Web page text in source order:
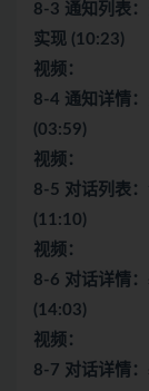
8-3 通知列表
实现 (10:23)
视频：
8-4 通知详情
(03:59)
视频：
8-5 对话列表
(11:10)
视频：
8-6 对话详情
(14:03)
视频：
8-7 对话详情